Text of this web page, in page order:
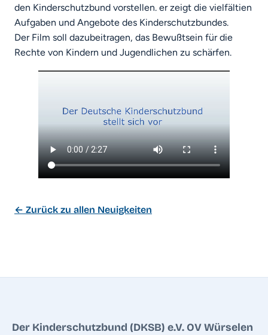
den Kinderschutzbund vorstellen. er zeigt die vielfältien
Aufgaben und Angebote des Kinderschutzbundes.
Der Film soll dazubeitragen, das Bewußtsein für die
Rechte von Kindern und Jugendlichen zu schärfen.
← Zurück zu allen Neuigkeiten
Der Kinderschutzbund (DKSB) e.V. OV Würselen